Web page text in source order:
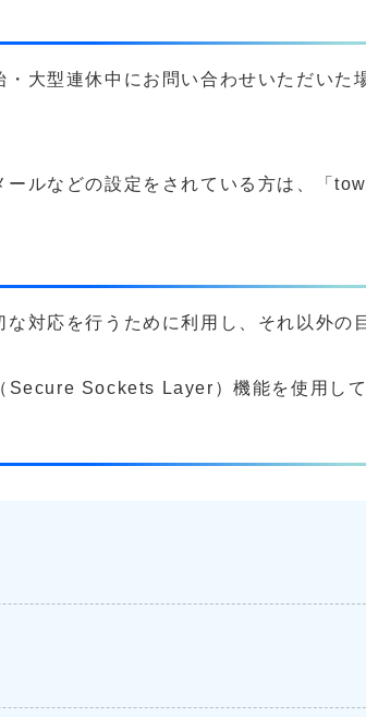
大型連休中にお問い合わせいただいた
ルなどの設定をされている方は、「
対応を行うために利用し、それ以外の
Secure Sockets Layer）機能を使用して